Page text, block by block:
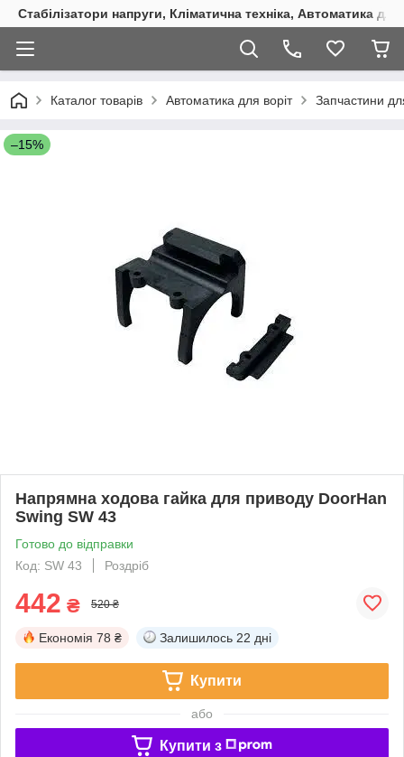
Стабілізатори напруги, Кліматична техніка, Автоматика
Каталог товарів Автоматика для воріт Запчастини
–15%
Напрямна ходова гайка для приводу DoorHan
Swing SW 43
Готово до відправки
Код: SW 43
Роздріб
442 ₴ 520 ₴
Економія 78 ₴ Залишилось 22 дні
Купити
або
Купити з